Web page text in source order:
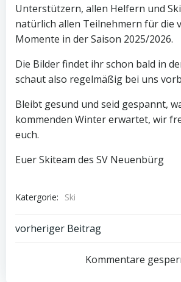
Unterstützern, allen Helfern und
natürlich allen Teilnehmern für die
Momente in der Saison 2025/2026.
Die Bilder findet ihr schon bald in
schaut also regelmäßig bei uns
Bleibt gesund und seid gespannt,
kommenden Winter erwartet, wir
euch.
Euer Skiteam des SV Neuenbürg
Katergorie: Ski
Post
navigation
vorheriger Beitrag
Kommentare